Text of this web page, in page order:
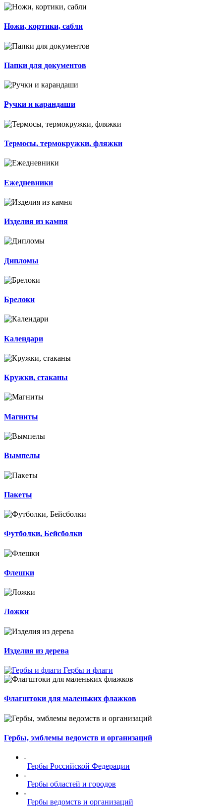
Ножи, кортики, сабли
Папки для документов
Ручки и карандаши
Термосы, термокружки, фляжки
Ежедневники
Изделия из камня
Дипломы
Брелоки
Календари
Кружки, стаканы
Магниты
Вымпелы
Пакеты
Футболки, Бейсболки
Флешки
Ложки
Изделия из дерева
Гербы и флаги
Флагштоки для маленьких флажков
Гербы, эмблемы ведомств и организаций
-
Гербы Российской Федерации
-
Гербы областей и городов
-
Гербы ведомств и организаций